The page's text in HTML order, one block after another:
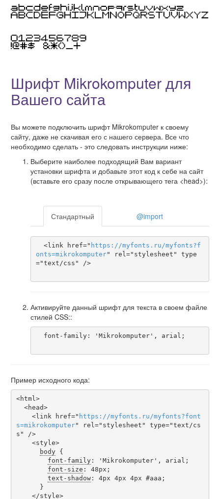
Шрифт Mikrokomputer для
Вашего сайта
Вы можете подключить шрифт Mikrokomputer к своему
сайту, даже не скачивая его с нашего сервера. Все что
необходимо сделать - это следовать инструкции ниже:
Выберите наиболее подходящий Вам вариант
установки шрифта и добавьте этот код к себе на сайт
(вставьте его сразу после открывающего тега <head>):
Стандартный @import
  <link href="
https ://myfonts . ru/myfonts?f
onts=mikrokomputer" rel="stylesheet" type
="text/css" />
Активируйте данный шрифт для текста в своем файле
стилей CSS::
Пример исходного кода:
<html>
    <link href="
https ://myfonts . ru/myfonts?font
s=mikrokomputer" rel="stylesheet" type="text/cs
s" />
body {
font-family: 'Mikrokomputer', arial;
font-size : 48px;
text-shadow: 4px 4px 4px #aaa;